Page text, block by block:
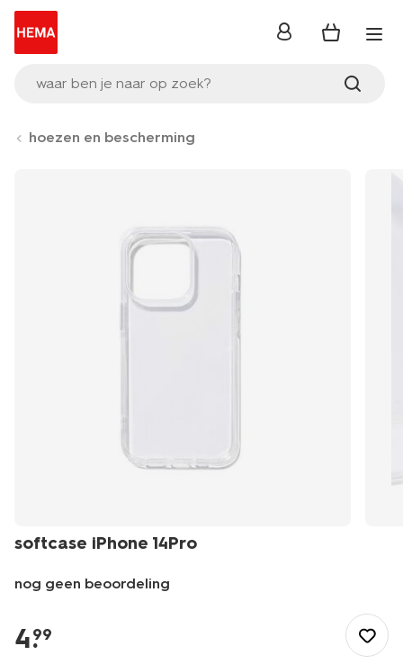
waar ben je naar op zoek?
inloggen
hoezen en bescherming
softcase iPhone 14Pro
nog geen beoordeling
kantoor/elektronica/hoezen-
bescherming/softcase-
4.
99